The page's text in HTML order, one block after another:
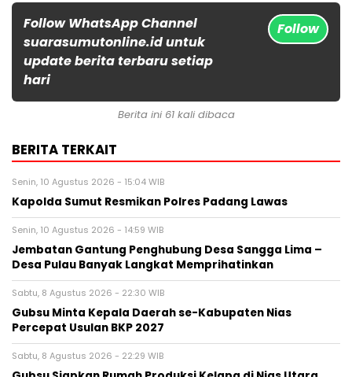
Follow WhatsApp Channel
suarasumutonline.id untuk
update berita terbaru setiap
hari
Follow
Berita ini 61 kali dibaca
BERITA TERKAIT
Senin, 10 Agustus 2026 - 15:04 WIB
Kapolda Sumut Resmikan Polres Padang Lawas
Senin, 10 Agustus 2026 - 14:59 WIB
Jembatan Gantung Penghubung Desa Sangga Lima –
Desa Pulau Banyak Langkat Memprihatinkan
Sabtu, 8 Agustus 2026 - 22:30 WIB
Gubsu Minta Kepala Daerah se-Kabupaten Nias
Percepat Usulan BKP 2027
Sabtu, 8 Agustus 2026 - 22:29 WIB